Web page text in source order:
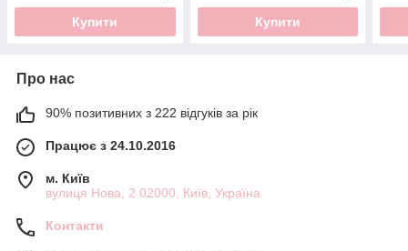
Купити Купити
Про нас
90% позитивних з 222 відгуків за рік
Працює з 24.10.2016
м. Київ
вулиця Нова, 2 02000, Київ, Україна
Контакти